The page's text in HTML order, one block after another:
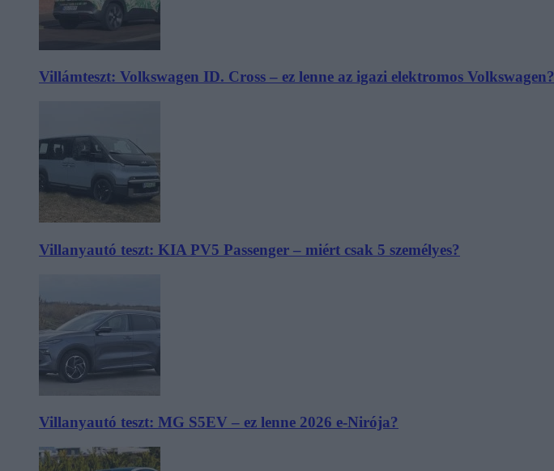
Villámteszt: Volkswagen ID. Cross – ez lenne az igazi elektromos Volkswagen?
Villanyautó teszt: KIA PV5 Passenger – miért csak 5 személyes?
Villanyautó teszt: MG S5EV – ez lenne 2026 e-Nirója?